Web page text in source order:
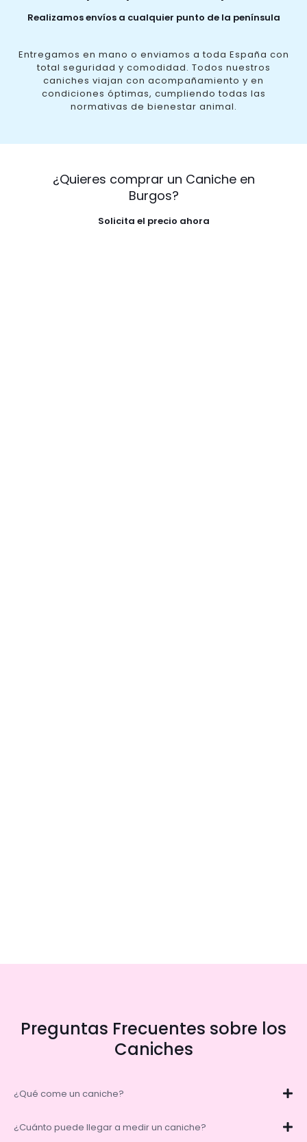
Realizamos envíos a cualquier punto de la península
Entregamos en mano o enviamos a toda España con
total seguridad y comodidad. Todos nuestros
caniches viajan con acompañamiento y en
condiciones óptimas, cumpliendo todas las
normativas de bienestar animal.
¿Quieres comprar un Caniche en
Burgos?
Solicita el precio ahora
Preguntas Frecuentes sobre los
Caniches
¿Qué come un caniche?
¿Cuánto puede llegar a medir un caniche?